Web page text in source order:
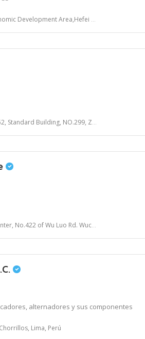
Area,Hefei City, Anhui Province, China
Road, Guiyang Free Trade Zone, Guiyang, China 550017
Wu Luo Rd. Wuchang District, Wuhan, China
alternadores y sus componentes
Lima, Perú